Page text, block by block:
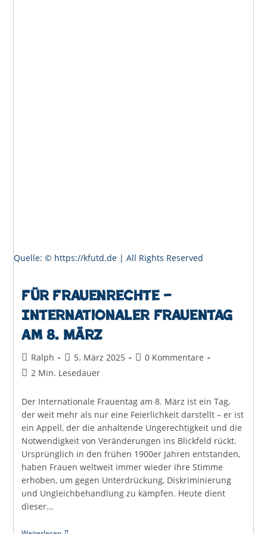
Quelle: © https://kfutd.de | All Rights Reserved
Für Frauenrechte –
Internationaler Frauentag
am 8. März
Beitrags-
Autor:
Ralph
Beitrag
veröffentlicht:
5. März 2025
Beitrags-
0 Kommentare
Lesedauer:
2 Min. Lesedauer
Der Internationale Frauentag am 8. März ist ein Tag,
der weit mehr als nur eine Feierlichkeit darstellt – er ist
ein Appell, der die anhaltende Ungerechtigkeit und die
Notwendigkeit von Veränderungen ins Blickfeld rückt.
Ursprünglich in den frühen 1900er Jahren entstanden,
haben Frauen weltweit immer wieder ihre Stimme
erhoben, um gegen Unterdrückung, Diskriminierung
und Ungleichbehandlung zu kämpfen. Heute dient
dieser…